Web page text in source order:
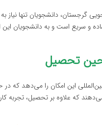
گرجستان، دانشجویان تنها نیاز
ساده و سریع است و به دانشجویان
حین تحصیل
این امکان را می‌دهد که
که علاوه بر تحصیل، تجربه